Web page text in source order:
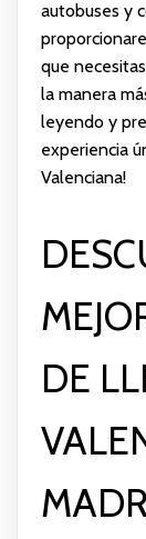
autobuses y
que
la manera
leyendo y
experiencia
Valenciana!
DE